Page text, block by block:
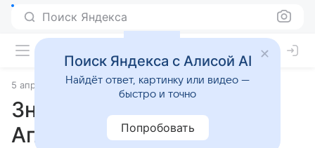
Поиск Яндекса
5 апреля 2010 Значение имени
Значение имени
Аполлинарий
Поиск Яндекса с Алисой AI
Найдёт ответ, картинку или видео —
быстро и точно
Попробовать